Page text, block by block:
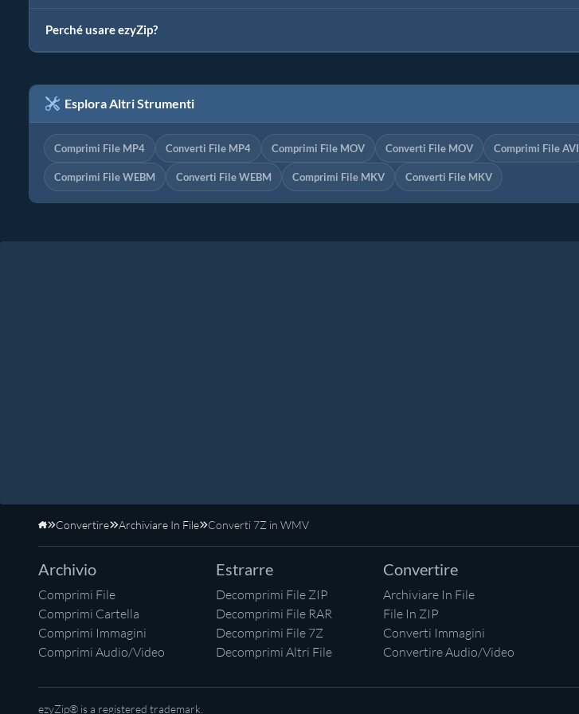
Perché usare ezyZip?
Esplora Altri Strumenti
Comprimi File MP4 Converti File MP4 Comprimi File MOV Converti File MOV Comprimi File AVI
Comprimi File WEBM Converti File WEBM Comprimi File MKV Converti File MKV
Home
Convertire Archiviare In File Converti 7Z in WMV
Archivio
Comprimi File
Comprimi Cartella
Comprimi Immagini
Comprimi Audio/Video
Estrarre
Decomprimi File ZIP
Decomprimi File RAR
Decomprimi File 7Z
Decomprimi Altri File
Convertire
Archiviare In File
File In ZIP
Converti Immagini
Convertire Audio/Video
ezyZip® is a registered trademark.